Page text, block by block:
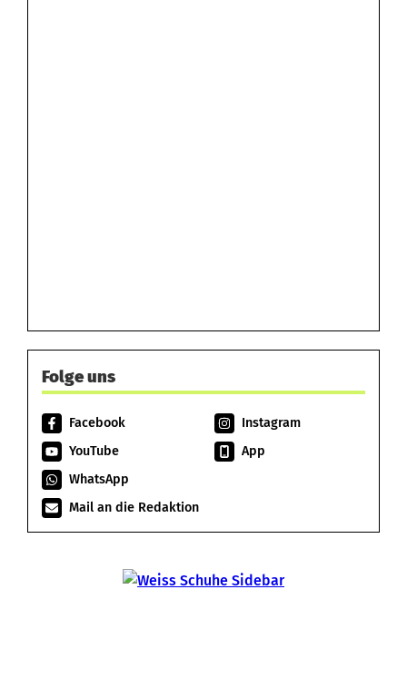
Folge uns
Facebook
Instagram
YouTube
App
WhatsApp
Mail an die Redaktion